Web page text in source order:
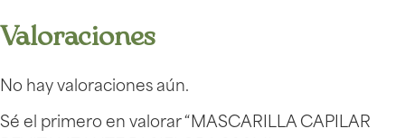
Valoraciones
No hay valoraciones aún.
Sé el primero en valorar “MASCARILLA CAPILAR